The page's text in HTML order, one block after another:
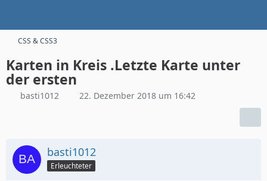
CSS & CSS3
Karten in Kreis .Letzte Karte unter
der ersten
basti1012 22. Dezember 2018 um 16:42
basti1012
Erleuchteter